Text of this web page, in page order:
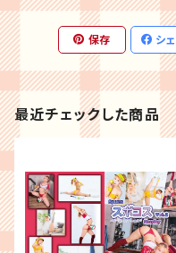
保存 シ
最近チェックした商品